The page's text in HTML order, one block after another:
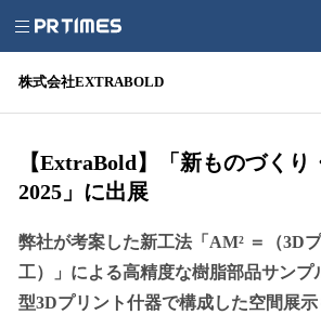
株式会社EXTRABOLD
【ExtraBold】「新ものづくり
2025」に出展
弊社が考案した新工法「AM² ＝（3D
工）」による高精度な樹脂部品サンプ
型3Dプリント什器で構成した空間展示